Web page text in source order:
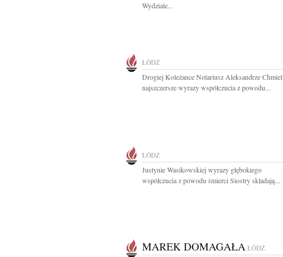
Wydziale...
ŁÓDŹ
Drogiej Koleżance Notariusz Aleksandrze Chmiel
najszczersze wyrazy współczucia z powodu...
ŁÓDŹ
Justynie Wasikowskiej wyrazy głębokiego
współczucia z powodu śmierci Siostry składają...
MAREK DOMAGAŁA ŁÓDŹ